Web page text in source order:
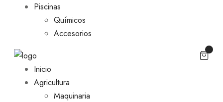
Piscinas
Químicos
Accesorios
Inicio
Agricultura
Maquinaria